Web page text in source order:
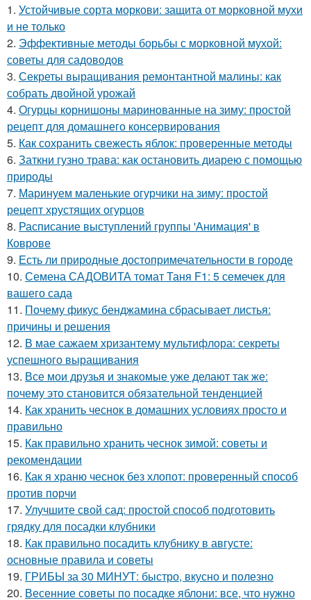
1. Устойчивые сорта моркови: защита от морковной мухи
и не только
2. Эффективные методы борьбы с морковной мухой:
советы для садоводов
3. Секреты выращивания ремонтантной малины: как
собрать двойной урожай
4. Огурцы корнишоны маринованные на зиму: простой
рецепт для домашнего консервирования
5. Как сохранить свежесть яблок: проверенные методы
6. Заткни гузно трава: как остановить диарею с помощью
природы
7. Маринуем маленькие огурчики на зиму: простой
рецепт хрустящих огурцов
8. Расписание выступлений группы 'Анимация' в
Коврове
9. Есть ли природные достопримечательности в городе
10. Семена САДОВИТА томат Таня F1: 5 семечек для
вашего сада
11. Почему фикус бенджамина сбрасывает листья:
причины и решения
12. В мае сажаем хризантему мультифлора: секреты
успешного выращивания
13. Все мои друзья и знакомые уже делают так же:
почему это становится обязательной тенденцией
14. Как хранить чеснок в домашних условиях просто и
правильно
15. Как правильно хранить чеснок зимой: советы и
рекомендации
16. Как я храню чеснок без хлопот: проверенный способ
против порчи
17. Улучшите свой сад: простой способ подготовить
грядку для посадки клубники
18. Как правильно посадить клубнику в августе:
основные правила и советы
19. ГРИБЫ за 30 МИНУТ: быстро, вкусно и полезно
20. Весенние советы по посадке яблони: все, что нужно